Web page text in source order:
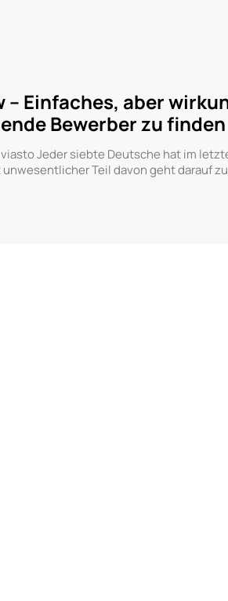
– Einfaches, aber
Bewerber zu finden
Jeder siebte Deutsche hat im
Teil davon geht darauf